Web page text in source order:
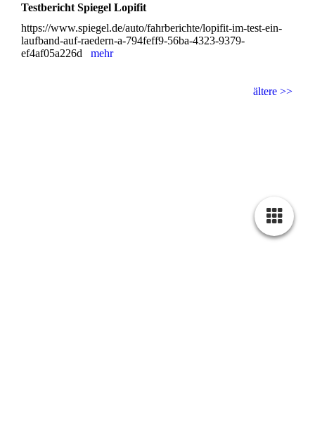
Testbericht Spiegel Lopifit
https://www.spiegel.de/auto/fahrberichte/lopifit-im-test-ein-
laufband-auf-raedern-a-794feff9-56ba-4323-9379-
ef4af05a226d mehr
ältere >>